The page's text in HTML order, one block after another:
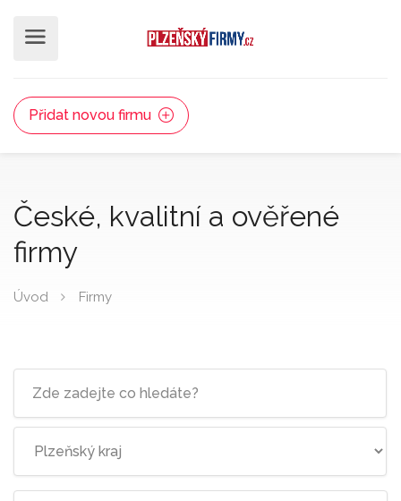
Přidat novou firmu
České, kvalitní a ověřené
firmy
Úvod Firmy